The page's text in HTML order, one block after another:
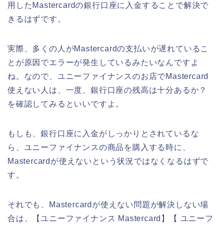
用したMastercardの銀行口座に入金することで解決で
きるはずです。
実際、多くの人がMastercardの支払いが遅れているこ
とが原因でエラーが発生しているみたいなんですよ
ね。なので、ユニーファイナンスのお店でMastercard
使えない人は、一度、銀行口座の残高は十分あるか？
を確認してみるといいですよ。
もしも、銀行口座に入金がしっかりとされているな
ら、ユニーファイナンスの商品を購入する時に、
Mastercardが使えないという状況ではなくなるはずで
す。
それでも、Mastercardが使えない問題が解決しない場
合は、【ユニーファイナンス Mastercard】【 ユニーフ